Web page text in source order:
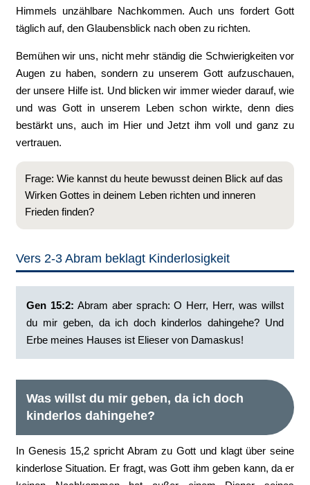
Himmels unzählbare Nachkommen. Auch uns fordert Gott
täglich auf, den Glaubensblick nach oben zu richten.
Bemühen wir uns, nicht mehr ständig die Schwierigkeiten vor
Augen zu haben, sondern zu unserem Gott aufzuschauen,
der unsere Hilfe ist. Und blicken wir immer wieder darauf, wie
und was Gott in unserem Leben schon wirkte, denn dies
bestärkt uns, auch im Hier und Jetzt ihm voll und ganz zu
vertrauen.
Frage: Wie kannst du heute bewusst deinen Blick auf das
Wirken Gottes in deinem Leben richten und inneren
Frieden finden?
Vers 2-3 Abram beklagt Kinderlosigkeit
Gen 15:2: ‭Abram aber sprach: O Herr, Herr, was willst
du mir geben, da ich doch kinderlos dahingehe? Und
Erbe meines Hauses ist Elieser von Damaskus!
Was willst du mir geben, da ich doch
kinderlos dahingehe?
In Genesis 15,2 spricht Abram zu Gott und klagt über seine
kinderlose Situation. Er fragt, was Gott ihm geben kann, da er